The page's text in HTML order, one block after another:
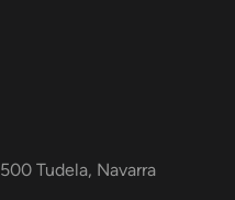
Tudela, Navarra